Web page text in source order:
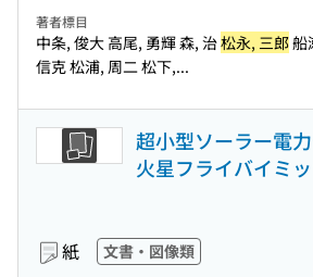
著者標目
中条, 俊大 高尾, 勇輝 森, 治松永, 三郎船
信克 松浦, 周二 松下,...
超小型ソーラー電
火星フライバイミ
紙 文書・図像類